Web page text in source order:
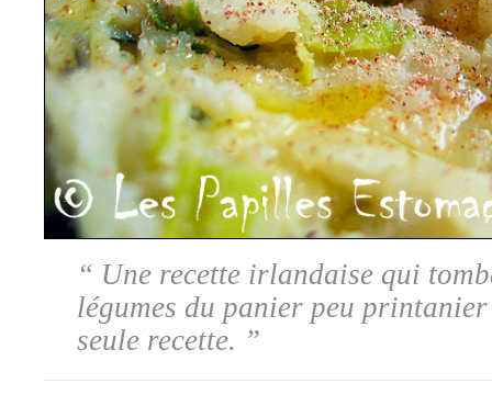
“ Une recette irlandaise qui
légumes du panier peu printanier
seule recette. ”